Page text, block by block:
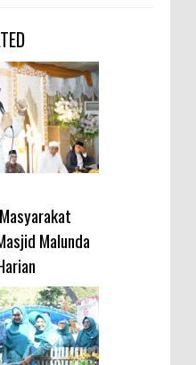
Malunda